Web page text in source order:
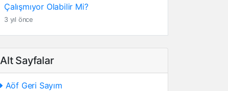
Çalışmıyor Olabilir Mi?
3 yıl önce
Alt Sayfalar
Aöf Geri Sayım